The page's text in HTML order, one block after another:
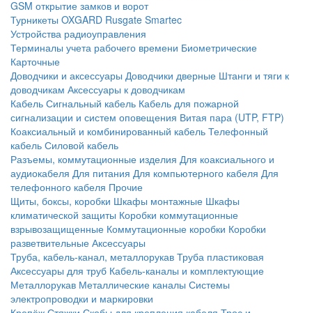
GSM открытие замков и ворот
Турникеты OXGARD Rusgate Smartec
Устройства радиоуправления
Терминалы учета рабочего времени Биометрические
Карточные
Доводчики и аксессуары Доводчики дверные Штанги и тяги к
доводчикам Аксессуары к доводчикам
Кабель Сигнальный кабель Кабель для пожарной
сигнализации и систем оповещения Витая пара (UTP, FTP)
Коаксиальный и комбинированный кабель Телефонный
кабель Силовой кабель
Разъемы, коммутационные изделия Для коаксиального и
аудиокабеля Для питания Для компьютерного кабеля Для
телефонного кабеля Прочие
Щиты, боксы, коробки Шкафы монтажные Шкафы
климатической защиты Коробки коммутационные
взрывозащищенные Коммутационные коробки Коробки
разветвительные Аксессуары
Труба, кабель-канал, металлорукав Труба пластиковая
Аксессуары для труб Кабель-каналы и комплектующие
Металлорукав Металлические каналы Системы
электропроводки и маркировки